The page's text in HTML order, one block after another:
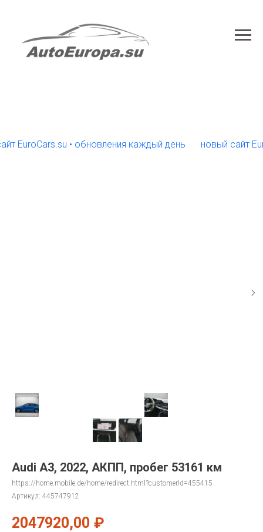
• обновления каждый день новый сайт
Audi A3, 2022, АКПП, пробег 53161 км
https://home.mobile.de/home/redirect.html?customerId=455415
Артикул: 445747912
2047920,00 ₽